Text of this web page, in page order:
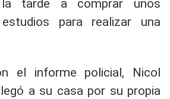
tarde a comprar unos
para realizar una
el informe policial, Nicol
a su casa por su propia